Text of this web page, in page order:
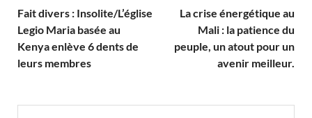
Fait divers : Insolite/L’église
Legio Maria basée au
Kenya enlève 6 dents de
leurs membres
La crise énergétique au
Mali : la patience du
peuple, un atout pour un
avenir meilleur.